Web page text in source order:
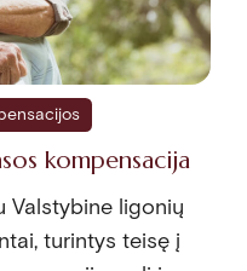
kompensacija
Valstybine ligonių
turintys teisę į